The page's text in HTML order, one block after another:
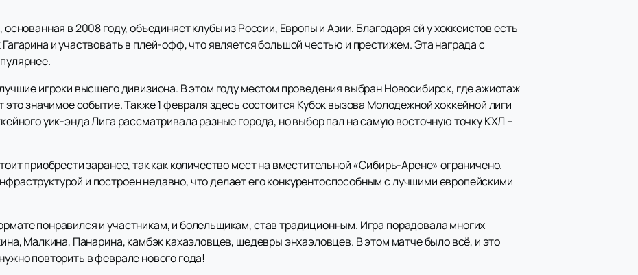
в 2008 году, объединяет клубы из России, Европы и Азии. Благодаря ей у хоккеистов есть
и участвовать в плей-офф, что является большой честью и престижем. Эта награда с
игроки высшего дивизиона. В этом году местом проведения выбран Новосибирск, где ажиотаж
это значимое событие. Также 1 февраля здесь состоится Кубок вызова Молодежной хоккейной лиги
уик-энда Лига рассматривала разные города, но выбор пал на самую восточную точку КХЛ –
приобрести заранее, так как количество мест на вместительной «Сибирь-Арене» ограничено.
и построен недавно, что делает его конкурентоспособным с лучшими европейскими
понравился и участникам, и болельщикам, став традиционным. Игра порадовала многих
Малкина, Панарина, камбэк кахаэловцев, шедевры энхаэловцев. В этом матче было всё, и это
повторить в феврале нового года!